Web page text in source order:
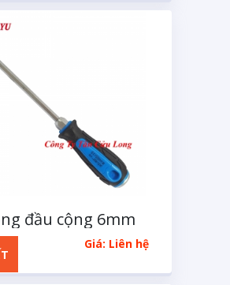
đầu cộng 6mm
Giá: Liên hệ